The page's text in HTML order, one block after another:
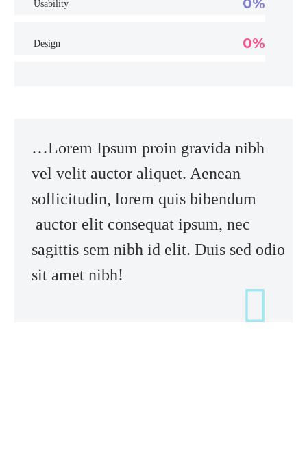
Usability
Design 0%
…Lorem Ipsum proin gravida nibh
vel velit auctor aliquet. Aenean
sollicitudin, lorem quis bibendum
auctor elit consequat ipsum, nec
sagittis sem nibh id elit. Duis sed odio
sit amet nibh!